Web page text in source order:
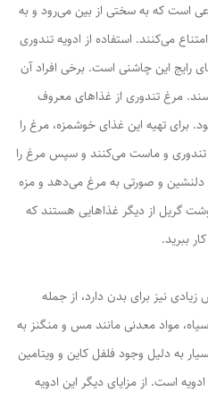
است که به سختی از بین می‌رود و به
می‌کنند. استفاده از ادویه تندوری
رایج این چاشنی است. برخی افراد آن
مرغ تندوری از غذاهای معروف
برای تهیه این غذای خوشمزه، مرغ را
تندوری و ماست می‌کنند و سپس مرغ را
دلنشین و صورتی به مرغ می‌دهد و مزه
گریل از دیگر غذاهایی هستند که
ببرید.
نیز برای بدن دارد، از جمله
مواد معدنی مانند مس و منگنز به
به دلیل وجود فلفل کاین و ویتامین
است. از مزایای دیگر این ادویه